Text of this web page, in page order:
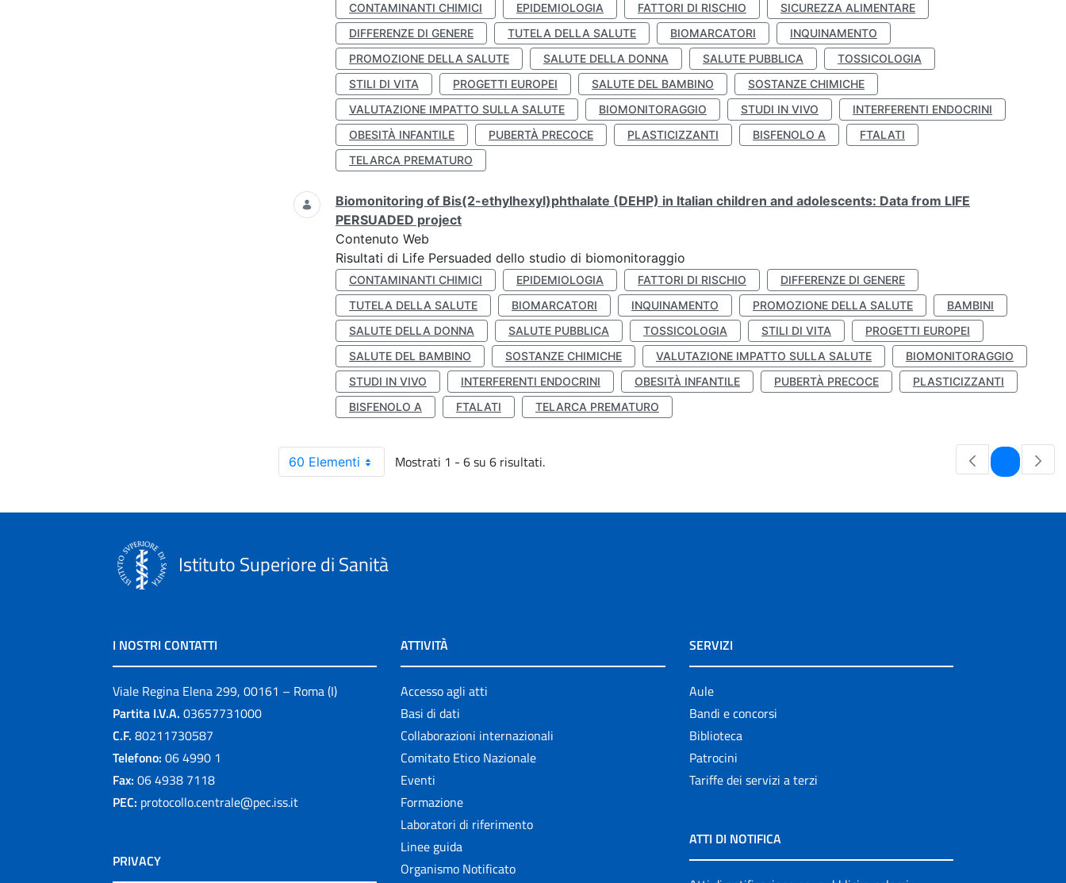
CONTAMINANTI CHIMICI EPIDEMIOLOGIA FATTORI DI RISCHIO
SICUREZZA ALIMENTARE
DIFFERENZE DI GENERE
TUTELA DELLA SALUTE BIOMARCATORI
INQUINAMENTO
PROMOZIONE DELLA SALUTE
SALUTE DELLA DONNA SALUTE PUBBLICA
TOSSICOLOGIA
STILI DI VITA
PROGETTI EUROPEI SALUTE DEL BAMBINO
SOSTANZE CHIMICHE
VALUTAZIONE IMPATTO SULLA SALUTE
BIOMONITORAGGIO STUDI IN VIVO
INTERFERENTI ENDOCRINI
OBESITÀ INFANTILE
PUBERTÀ PRECOCE PLASTICIZZANTI BISFENOLO A
FTALATI
TELARCA PREMATURO
Biomonitoring of Bis(2-ethylhexyl)phthalate (DEHP) in Italian children and adolescents: Data from LIFE
PERSUADED project
Contenuto Web
Risultati di Life Persuaded dello studio di biomonitoraggio
CONTAMINANTI CHIMICI EPIDEMIOLOGIA FATTORI DI RISCHIO
DIFFERENZE DI GENERE
TUTELA DELLA SALUTE
BIOMARCATORI INQUINAMENTO PROMOZIONE DELLA SALUTE
BAMBINI
SALUTE DELLA DONNA
SALUTE PUBBLICA TOSSICOLOGIA STILI DI VITA
PROGETTI EUROPEI
SALUTE DEL BAMBINO
SOSTANZE CHIMICHE VALUTAZIONE IMPATTO SULLA SALUTE
BIOMONITORAGGIO
STUDI IN VIVO
INTERFERENTI ENDOCRINI OBESITÀ INFANTILE PUBERTÀ PRECOCE
PLASTICIZZANTI
BISFENOLO A
FTALATI TELARCA PREMATURO
60 Elementi Mostrati 1 - 6 su 6 risultati. Pagina
Istituto Superiore di Sanità
I NOSTRI CONTATTI
Viale Regina Elena 299, 00161 – Roma (I)
Partita I.V.A. 03657731000
C.F. 80211730587
Telefono: 06 4990 1
Fax: 06 4938 7118
PEC: protocollo.centrale@pec.iss.it
PRIVACY
ATTIVITÀ
Accesso agli atti
Basi di dati
Collaborazioni internazionali
Comitato Etico Nazionale
Eventi
Formazione
Laboratori di riferimento
Linee guida
Organismo Notificato
SERVIZI
Aule
Bandi e concorsi
Biblioteca
Patrocini
Tariffe dei servizi a terzi
ATTI DI NOTIFICA